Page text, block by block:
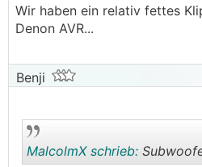
Wir haben ein relativ fettes
Denon AVR...
Benji
MalcolmX schrieb: